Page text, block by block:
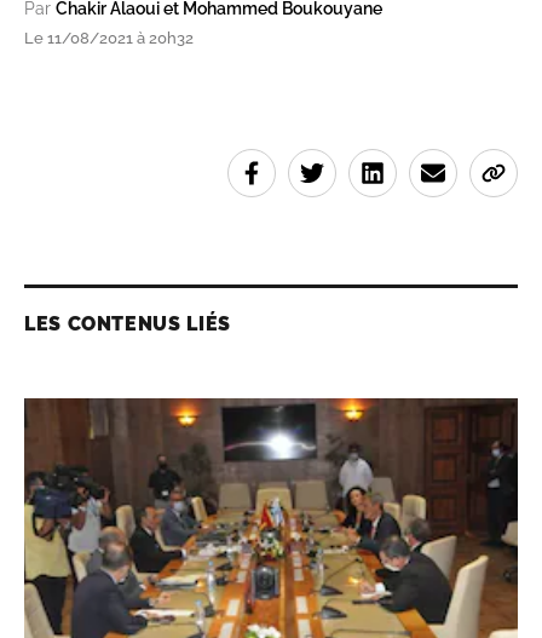
Par Chakir Alaoui et Mohammed Boukouyane
Le 11/08/2021 à 20h32
LES CONTENUS LIÉS